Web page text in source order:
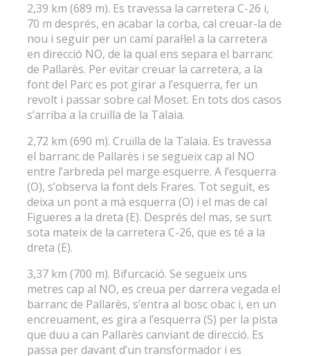
2,39 km (689 m). Es travessa la carretera C-26 i,
70 m després, en acabar la corba, cal creuar-la de
nou i seguir per un camí paral·lel a la carretera
en direcció NO, de la qual ens separa el barranc
de Pallarès. Per evitar creuar la carretera, a la
font del Parc es pot girar a l’esquerra, fer un
revolt i passar sobre cal Moset. En tots dos casos
s’arriba a la cruïlla de la Talaia.
2,72 km (690 m). Cruïlla de la Talaia. Es travessa
el barranc de Pallarès i se segueix cap al NO
entre l’arbreda pel marge esquerre. A l’esquerra
(O), s’observa la font dels Frares. Tot seguit, es
deixa un pont a mà esquerra (O) i el mas de cal
Figueres a la dreta (E). Després del mas, se surt
sota mateix de la carretera C-26, que es té a la
dreta (E).
3,37 km (700 m). Bifurcació. Se segueix uns
metres cap al NO, es creua per darrera vegada el
barranc de Pallarès, s’entra al bosc obac i, en un
encreuament, es gira a l’esquerra (S) per la pista
que duu a can Pallarès canviant de direcció. Es
passa per davant d’un transformador i es